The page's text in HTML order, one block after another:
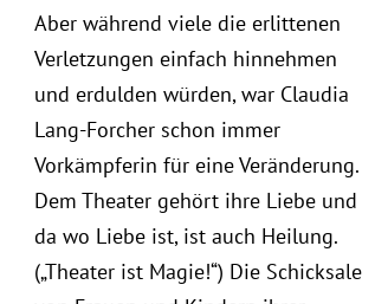
Aber während viele die erlittenen
Verletzungen einfach hinnehmen
und erdulden würden, war Claudia
Lang-Forcher schon immer
Vorkämpferin für eine Veränderung.
Dem Theater gehört ihre Liebe und
da wo Liebe ist, ist auch Heilung.
(„Theater ist Magie!“) Die Schicksale